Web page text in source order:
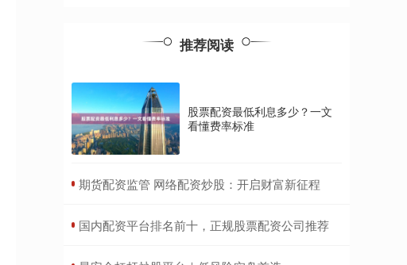
推荐阅读
股票配资最低利息多少？一文
看懂费率标准
​期货配资监管 网络配资炒股：开启财富新征程
​国内配资平台排名前十，正规股票配资公司推荐